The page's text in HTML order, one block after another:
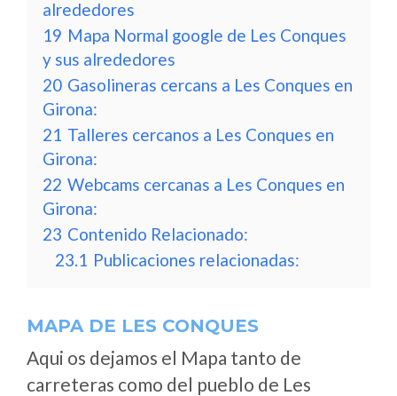
alrededores
19 Mapa Normal google de Les Conques
y sus alrededores
20 Gasolineras cercans a Les Conques en
Girona:
21 Talleres cercanos a Les Conques en
Girona:
22 Webcams cercanas a Les Conques en
Girona:
23 Contenido Relacionado:
23.1 Publicaciones relacionadas:
MAPA DE LES CONQUES
Aqui os dejamos el Mapa tanto de
carreteras como del pueblo de Les